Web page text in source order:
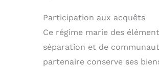
Participation aux acquêts
Ce régime marie des
séparation et de
partenaire conserve ses